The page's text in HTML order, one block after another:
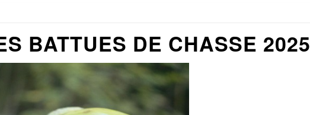
BATTUES DE CHASSE 2025